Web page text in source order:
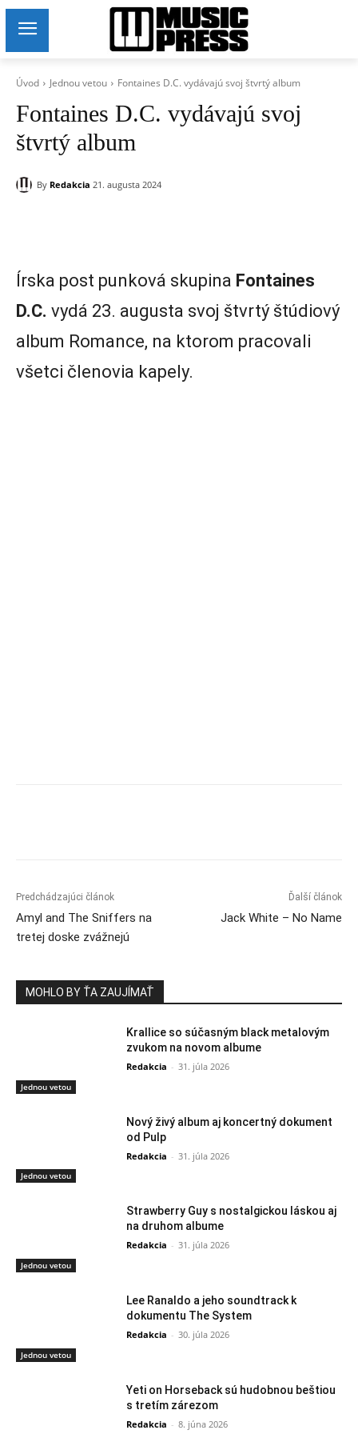
Úvod Jednou vetou Fontaines D.C. vydávajú svoj štvrtý album
Fontaines D.C. vydávajú svoj
štvrtý album
By Redakcia 21. augusta 2024
Írska post punková skupina Fontaines
D.C. vydá 23. augusta svoj štvrtý štúdiový
album Romance, na ktorom pracovali
všetci členovia kapely.
Predchádzajúci článok
Amyl and The Sniffers na
tretej doske zvážnejú
Ďalší článok
Jack White – No Name
MOHLO BY ŤA ZAUJÍMAŤ
Jednou vetou
Krallice so súčasným black metalovým
zvukom na novom albume
Redakcia - 31. júla 2026
Jednou vetou
Nový živý album aj koncertný dokument
od Pulp
Redakcia - 31. júla 2026
Jednou vetou
Strawberry Guy s nostalgickou láskou aj
na druhom albume
Redakcia - 31. júla 2026
Jednou vetou
Lee Ranaldo a jeho soundtrack k
dokumentu The System
Redakcia - 30. júla 2026
Yeti on Horseback sú hudobnou beštiou
s tretím zárezom
Redakcia - 8. júna 2026